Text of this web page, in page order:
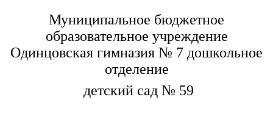
Муниципальное бюджетное
образовательное учреждение
Одинцовская гимназия № 7 дошкольное
отделение
детский сад № 59